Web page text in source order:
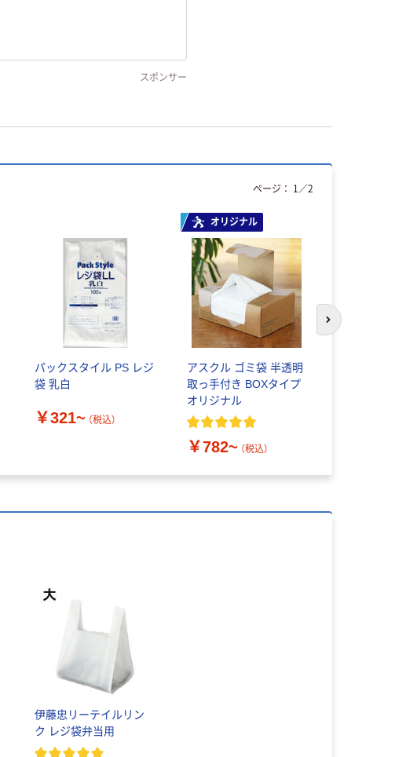
スポンサー
パックスタイル PS レジ
袋 乳白
￥321~ （税込）
オリジナル
アスクル ゴミ袋 半透明
取っ手付き BOXタイプ
オリジナル
￥782~ （税込）
ページ： 1 ／2
次のスライド
伊藤忠リーテイルリン
ク レジ袋弁当用